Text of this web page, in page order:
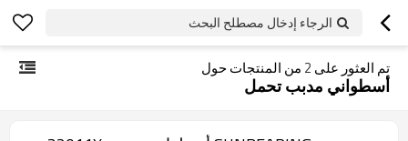
الرجاء إدخال مصطلح البحث
تم العثور على 2 من المنتجات حول
أسطواني مدبب تحمل